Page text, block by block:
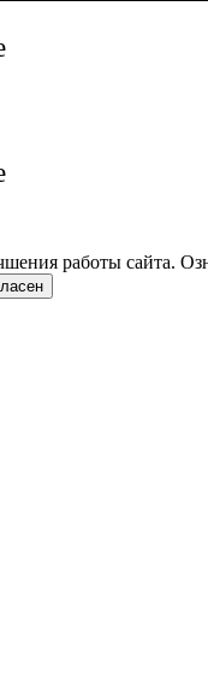
работы сайта.